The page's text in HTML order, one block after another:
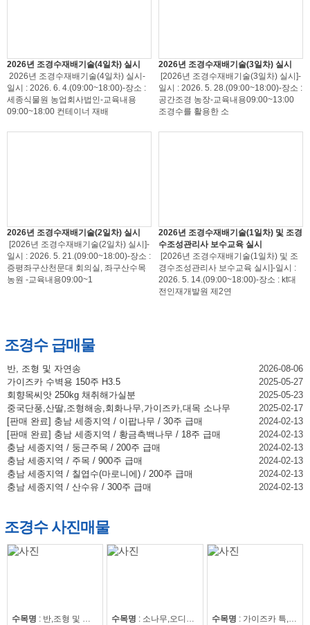
2026년 조경수재배기술(4일차) 실시
2026년 조경수재배기술(4일차) 실시-
일시 : 2026. 6. 4.(09:00~18:00)-장소 :
세종식물원 농업회사법인-교육내용
09:00~18:00 컨테이너 재배
2026년 조경수재배기술(3일차) 실시
[2026년 조경수재배기술(3일차) 실시]-
일시 : 2026. 5. 28.(09:00~18:00)-장소 :
공간조경 농장-교육내용09:00~13:00
조경수를 활용한 소
2026년 조경수재배기술(2일차) 실시
[2026년 조경수재배기술(2일차) 실시]-
일시 : 2026. 5. 21.(09:00~18:00)-장소 :
증평좌구산천문대 회의실, 좌구산수목
농원 -교육내용09:00~1
2026년 조경수재배기술(1일차) 및 조경
수조성관리사 보수교육 실시
[2026년 조경수재배기술(1일차) 및 조
경수조성관리사 보수교육 실시]-일시 :
2026. 5. 14.(09:00~18:00)-장소 : kt대
전인재개발원 제2연
조경수 급매물
반, 조형 및 자연송
2026-08-06
가이즈카 수벽용 150주 H3.5
2025-05-27
회향목씨앗 250kg 채취해가실분
2025-05-23
중국단풍,산딸,조형해송,회화나무,가이즈카,대목 소나무
2025-02-17
[판매 완료] 충남 세종지역 / 이팝나무 / 30주 급매
2024-02-13
[판매 완료] 충남 세종지역 / 황금측백나무 / 18주 급매
2024-02-13
충남 세종지역 / 둥근주목 / 200주 급매
2024-02-13
충남 세종지역 / 주목 / 900주 급매
2024-02-13
충남 세종지역 / 칠엽수(마로니에) / 200주 급매
2024-02-13
충남 세종지역 / 산수유 / 300주 급매
2024-02-13
조경수 사진매물
수목명 : 반,조형 및 자연송
수목명 : 소나무,오디뽕나무
수목명 : 가이즈카 특,회화15~30,조형해송,중국단풍 특 20점,해송8~20,느티나무20~50,회화15~30